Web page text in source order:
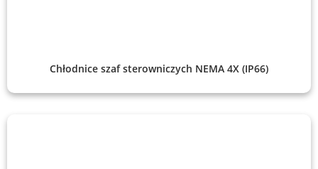
Chłodnice szaf sterowniczych NEMA 4X (IP66)